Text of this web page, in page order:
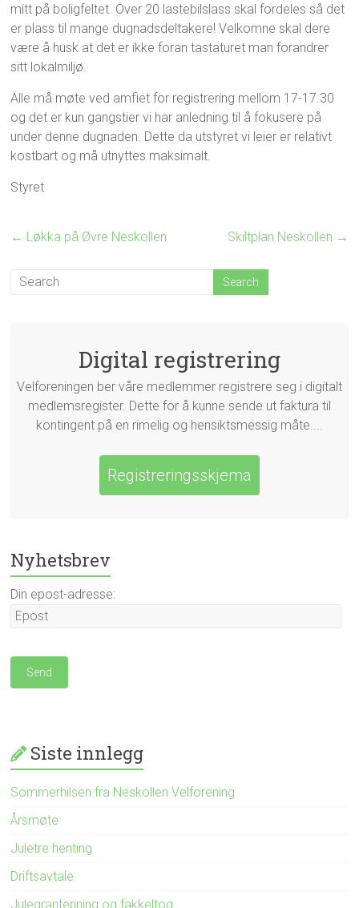
mitt på boligfeltet. Over 20 lastebilslass skal fordeles så det
er plass til mange dugnadsdeltakere! Velkomne skal dere
være å husk at det er ikke foran tastaturet man forandrer
sitt lokalmiljø.
Alle må møte ved amfiet for registrering mellom 17-17.30
og det er kun gangstier vi har anledning til å fokusere på
under denne dugnaden. Dette da utstyret vi leier er relativt
kostbart og må utnyttes maksimalt.
Styret
← Løkka på Øvre Neskollen Skiltplan Neskollen →
Digital registrering
Velforeningen ber våre medlemmer registrere seg i digitalt
medlemsregister. Dette for å kunne sende ut faktura til
kontingent på en rimelig og hensiktsmessig måte....
Registreringsskjema
Nyhetsbrev
Din epost-adresse:
Siste innlegg
Sommerhilsen fra Neskollen Velforening
Årsmøte
Juletre henting
Driftsavtale
Julegrantenning og fakkeltog